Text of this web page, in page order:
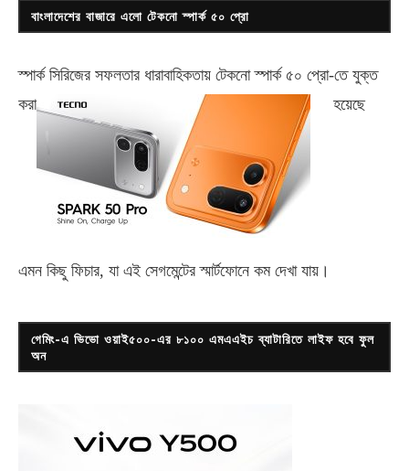
বাংলাদেশের বাজারে এলো টেকনো স্পার্ক ৫০ প্রো
স্পার্ক সিরিজের সফলতার ধারাবাহিকতায় টেকনোস্পার্ক ৫০ প্রো-তে যুক্ত
করা
হয়েছে
এমন কিছু ফিচার, যা এই সেগমেন্টের স্মার্টফোনে কম দেখা যায়।
গেমিং-এ ভিভো ওয়াই৫০০-এর ৮১০০ এমএএইচ ব্যাটারিতে লাইফ হবে ফুল
অন